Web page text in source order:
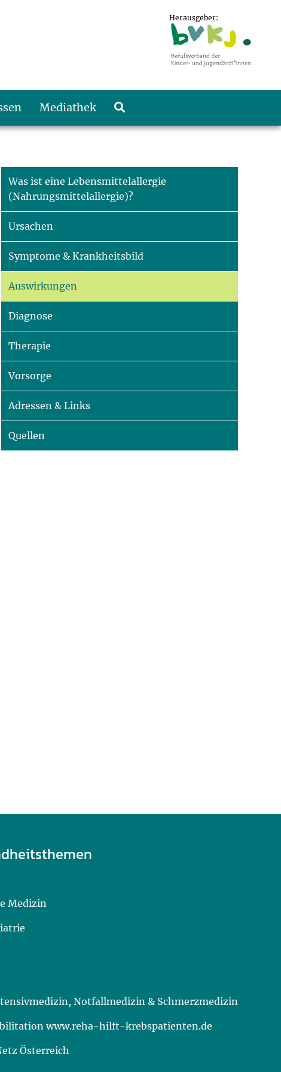
Herausgeber:
Mediathek
Was ist eine Lebensmittelallergie
(Nahrungsmittelallergie)?
Ursachen
Symptome & Krankheitsbild
Auswirkungen
Diagnose
Therapie
Vorsorge
Adressen & Links
Quellen
Medizin
Notfallmedizin & Schmerzmedizin
www.reha-hilft-krebspatienten.de
Österreich